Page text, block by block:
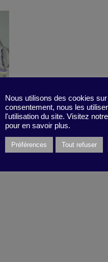
Nous utilisons des cookies
consentement, nous les
l'utilisation du site. Visitez
pour en savoir plus.
Préférences Tout refuser